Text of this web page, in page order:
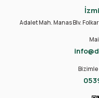
Adalet Mah. Manas Blv.